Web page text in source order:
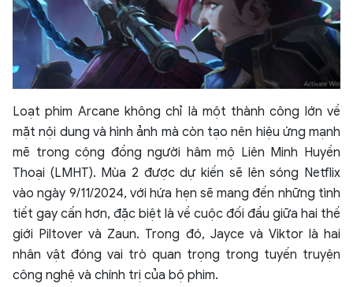
Loạt phim Arcane không chỉ là một thành công lớn về
mặt nội dung và hình ảnh mà còn tạo nên hiệu ứng mạnh
mẽ trong cộng đồng người hâm mộ Liên Minh Huyền
Thoại (LMHT). Mùa 2 được dự kiến sẽ lên sóng Netflix
vào ngày 9/11/2024, với hứa hẹn sẽ mang đến những tình
tiết gay cấn hơn, đặc biệt là về cuộc đối đầu giữa hai thế
giới Piltover và Zaun. Trong đó, Jayce và Viktor là hai
nhân vật đóng vai trò quan trọng trong tuyến truyện
công nghệ và chính trị của bộ phim.